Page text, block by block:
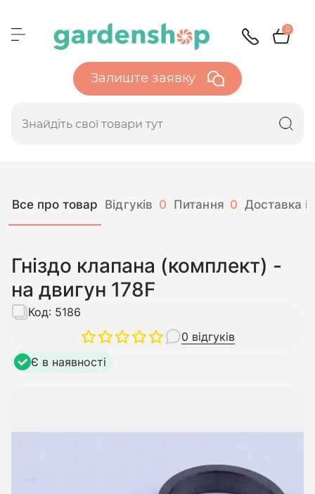
0
Залиште заявку
Все про товар Відгуків 0 Питання 0 Доставка і
Гніздо клапана (комплект) -
на двигун 178F
0 відгуків
Код: 5186
Є в наявності